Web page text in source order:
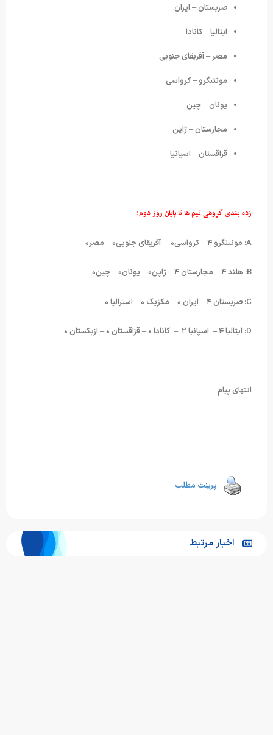
صربستان – ایران
ایتالیا – کانادا
مصر – آفریقای جنوبی
مونتنگرو – کرواسی
یونان – چین
مجارستان – ژاپن
قزاقستان – اسپانیا
زده بندی گروهی تیم ها تا پایان روز دوم:
A: مونتنگرو ۴ – کرواسی۰ – آفریقای جنوبی۰ – مصر۰
B: هلند ۴ – مجارستان ۴ – ژاپن۰ – یونان۰ – چین۰
C: صربستان ۴ – ایران ۰ – مکزیک ۰ – استرالیا ۰
D: ایتالیا ۴ – اسپانیا ۲ – کانادا ۰ – قزاقستان ۰ – ازبکستان ۰
انتهای پیام
پرینت مطلب
اخبار مرتبط